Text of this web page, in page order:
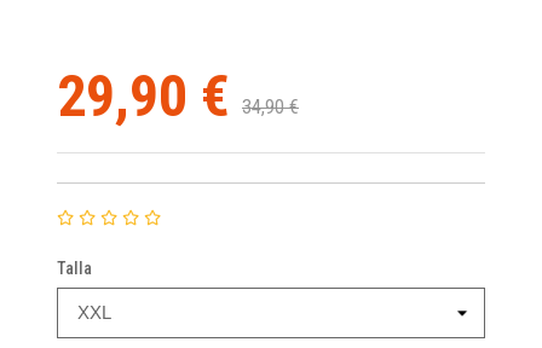
29,90 € 34,90 €
Talla